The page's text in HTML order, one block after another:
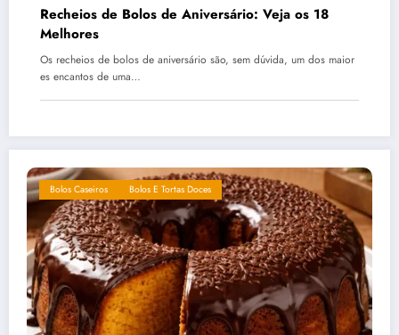
Recheios de Bolos de Aniversário: Veja os 18
Melhores
Os recheios de bolos de aniversário são, sem dúvida, um dos maior
es encantos de uma…
Bolos Caseiros Bolos E Tortas Doces